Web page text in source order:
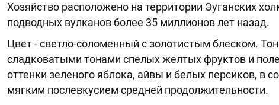
Хозяйство расположено на территории Эуганских
подводных вулканов более 35 миллионов лет назад.
Цвет - светло-соломенный с золотистым блеском.
сладковатыми тонами спелых желтых фруктов и
оттенки зеленого яблока, айвы и белых персиков, в
мягким послевкусием средней продолжительности.